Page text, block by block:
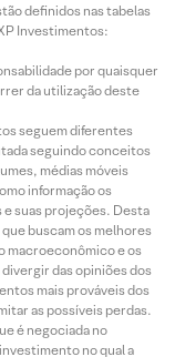
definidos nas tabelas
Investimentos:
por quaisquer
da utilização deste
seguem diferentes
seguindo conceitos
médias móveis
informação os
e suas projeções. Desta
buscam os melhores
macroeconômico e os
das opiniões dos
mais prováveis dos
as possíveis perdas.
é negociada no
no qual a